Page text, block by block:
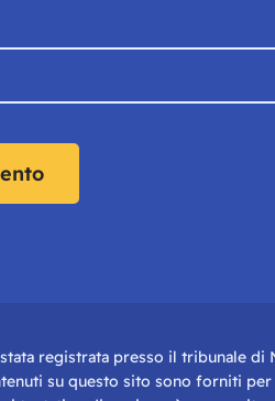
registrata presso il tribunale
su questo sito sono forniti